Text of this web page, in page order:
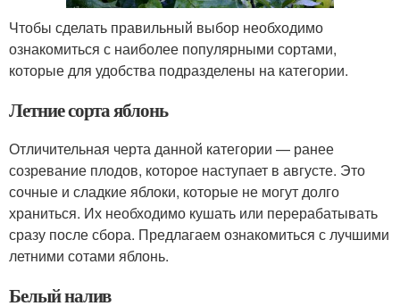
Чтобы сделать правильный выбор необходимо
ознакомиться с наиболее популярными сортами,
которые для удобства подразделены на категории.
Летние сорта яблонь
Отличительная черта данной категории — ранее
созревание плодов, которое наступает в августе. Это
сочные и сладкие яблоки, которые не могут долго
храниться. Их необходимо кушать или перерабатывать
сразу после сбора. Предлагаем ознакомиться с лучшими
летними сотами яблонь.
Белый налив